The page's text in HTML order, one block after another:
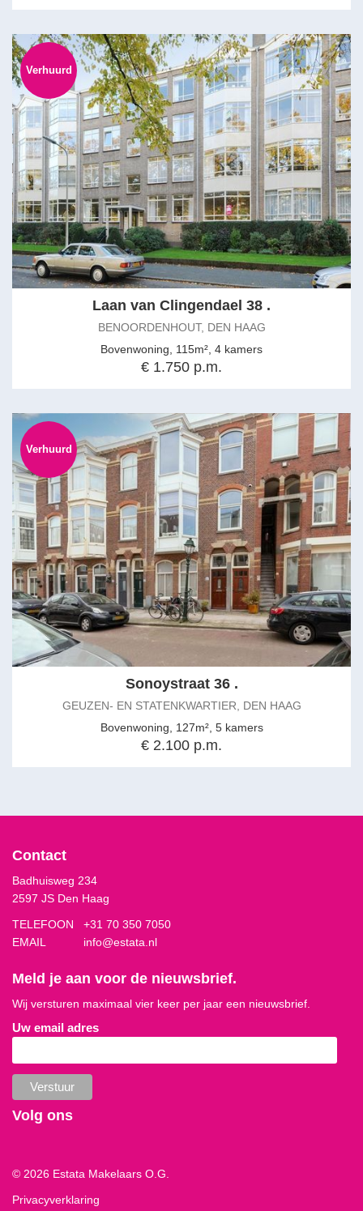
Verhuurd
Laan van Clingendael 38 .
BENOORDENHOUT, DEN HAAG
Bovenwoning, 115m², 4 kamers
€ 1.750 p.m.
Verhuurd
Sonoystraat 36 .
GEUZEN- EN STATENKWARTIER, DEN HAAG
Bovenwoning, 127m², 5 kamers
€ 2.100 p.m.
Contact
Badhuisweg 234
2597 JS Den Haag
TELEFOON +31 70 350 7050
EMAIL
info@estata.nl
Meld je aan voor de nieuwsbrief.
Wij versturen maximaal vier keer per jaar een nieuwsbrief.
Uw email adres
Volg ons
© 2026 Estata Makelaars O.G.
Privacyverklaring